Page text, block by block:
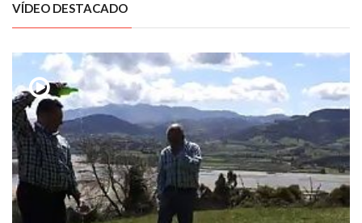
VÍDEO DESTACADO